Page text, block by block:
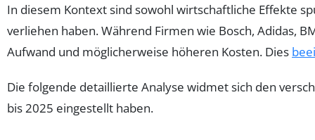
In diesem Kontext sind sowohl wirtschaftliche Effekte
verliehen haben. Während Firmen wie Bosch, Adidas,
Aufwand und möglicherweise höheren Kosten. Dies
Die folgende detaillierte Analyse widmet sich den
bis 2025 eingestellt haben.